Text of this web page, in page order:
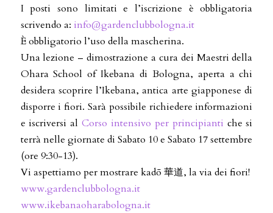
I posti sono limitati e l’iscrizione è obbligatoria
scrivendo a: info@gardenclubbologna.it
È obbligatorio l’uso della mascherina.
Una lezione – dimostrazione a cura dei Maestri della
Ohara School of Ikebana di Bologna, aperta a chi
desidera scoprire l’Ikebana, antica arte giapponese di
disporre i fiori. Sarà possibile richiedere informazioni
e iscriversi alCorso intensivo per principianti che si
terrà nelle giornate di Sabato 10 e Sabato 17 settembre
(ore 9:30-13).
Vi aspettiamo per mostrare kadō 華道, la via dei fiori!
www.gardenclubbologna.it
www.ikebanaoharabologna.it